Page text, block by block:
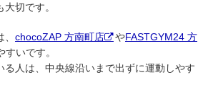
切です。
chocoZAP 方南町店 やFASTGYM24 方
いです。
る人は、中央線沿いまで出ずに運動しやす